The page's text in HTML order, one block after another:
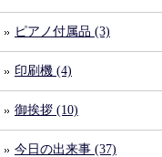
ピアノ付属品 (3)
印刷機 (4)
御挨拶 (10)
今日の出来事 (37)